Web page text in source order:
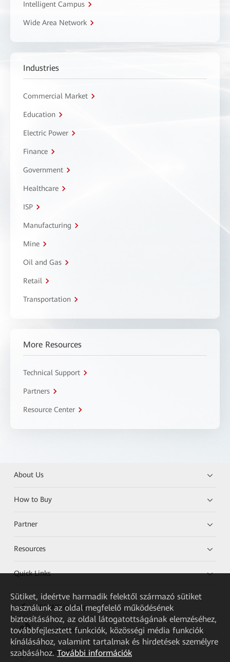
Intelligent Campus
Wide Area Network
Industries
Commercial Market
Education
Electric Power
Finance
Government
Healthcare
ISP
Manufacturing
Mine
Oil and Gas
Retail
Transportation
More Resources
Technical Support
Partners
Resource Center
About Us
How to Buy
Partner
Resources
Quick Links
HUAWEI eKit App
Huawei HiKnow App
HUAWEI eFly App
Sütiket, ideértve harmadik felektől származó sütiket
használunk az oldal megfelelő működésének
biztosításához, az oldal látogatottságának elemzéséhez,
továbbfejlesztett funkciók, közösségi média funkciók
kínálásához, valamint tartalmak és hirdetések személyre
szabásához. További információk